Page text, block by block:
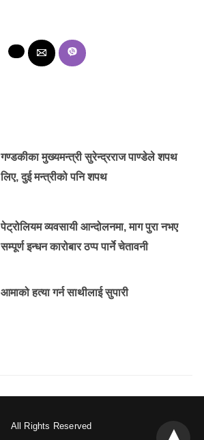
गण्डकीका मुख्यमन्त्री सुरेन्द्रराज पाण्डेले शपथ
लिए, दुई मन्त्रीको पनि शपथ
पेट्रोलियम व्यवसायी आन्दोलनमा, माग पुरा नभए
सम्पूर्ण इन्धन कारोबार ठप्प पार्ने चेतावनी
आमाको हत्या गर्न साथीलाई सुपारी
All Rights Reserved